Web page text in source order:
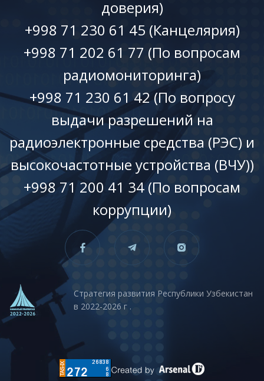
доверия)
+998 71 230 61 45 (Канцелярия)
+998 71 202 61 77 (По вопросам
радиомониторинга)
+998 71 230 61 42 (По вопросу
выдачи разрешений на
радиоэлектронные средства (РЭС) и
высокочастотные устройства (ВЧУ))
+998 71 200 41 34 (По вопросам
коррупции)
Стратегия развития Республики Узбекистан
в 2022-2026 г .